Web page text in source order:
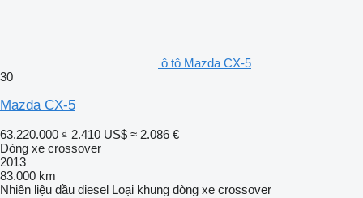
ô tô Mazda CX-5
30
Mazda CX-5
63.220.000 ₫ 2.410 US$ ≈ 2.086 €
Dòng xe crossover
2013
83.000 km
Nhiên liệu dầu diesel Loại khung dòng xe crossover